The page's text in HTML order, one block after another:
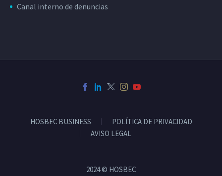
Canal interno de denuncias
HOSBEC BUSINESS
POLÍTICA DE PRIVACIDAD
AVISO LEGAL
2024 © HOSBEC